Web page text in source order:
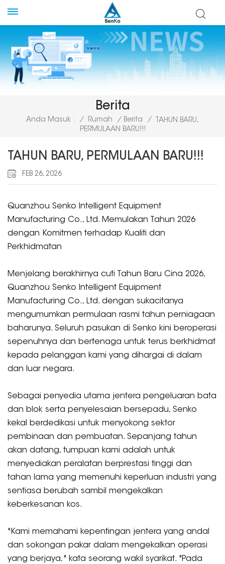
Berita
Anda Masuk : / Rumah / Berita /
TAHUN BARU,
PERMULAAN BARU!!!
TAHUN BARU, PERMULAAN BARU!!!
FEB 26, 2026
Quanzhou Senko Intelligent Equipment
Manufacturing Co., Ltd. Memulakan Tahun 2026
dengan Komitmen terhadap Kualiti dan
Perkhidmatan
Menjelang berakhirnya cuti Tahun Baru Cina 2026,
Quanzhou Senko Intelligent Equipment
Manufacturing Co., Ltd. dengan sukacitanya
mengumumkan permulaan rasmi tahun perniagaan
baharunya. Seluruh pasukan di Senko kini beroperasi
sepenuhnya dan bertenaga untuk terus berkhidmat
kepada pelanggan kami yang dihargai di dalam
dan luar negara.
Sebagai penyedia utama jentera pengeluaran bata
dan blok serta penyelesaian bersepadu, Senko
kekal berdedikasi untuk menyokong sektor
pembinaan dan pembuatan. Sepanjang tahun
akan datang, tumpuan kami adalah untuk
menyediakan peralatan berprestasi tinggi dan
tahan lama yang memenuhi keperluan industri yang
sentiasa berubah sambil mengekalkan
keberkesanan kos.
"Kami memahami kepentingan jentera yang andal
dan sokongan pakar dalam mengekalkan operasi
yang berjaya," kata seorang wakil syarikat. "Pada